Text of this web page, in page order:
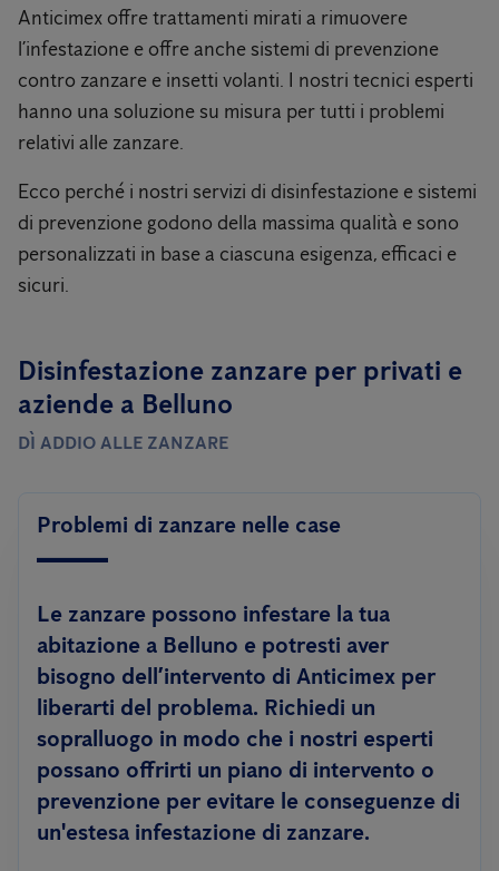
Anticimex offre trattamenti mirati a rimuovere
l’infestazione e offre anche sistemi di prevenzione
contro zanzare e insetti volanti. I nostri tecnici esperti
hanno una soluzione su misura per tutti i problemi
relativi alle zanzare.
Ecco perché i nostri servizi di disinfestazione e sistemi
di prevenzione godono della massima qualità e sono
personalizzati in base a ciascuna esigenza, efficaci e
sicuri.
Disinfestazione zanzare per privati ​​e
aziende a Belluno
DÌ ADDIO ALLE ZANZARE
Problemi di zanzare nelle case
Le zanzare possono infestare la tua
abitazione a Belluno e potresti aver
bisogno dell’intervento di Anticimex per
liberarti del problema. Richiedi un
sopralluogo in modo che i nostri esperti
possano offrirti un piano di intervento o
prevenzione per evitare le conseguenze di
un'estesa infestazione di zanzare.